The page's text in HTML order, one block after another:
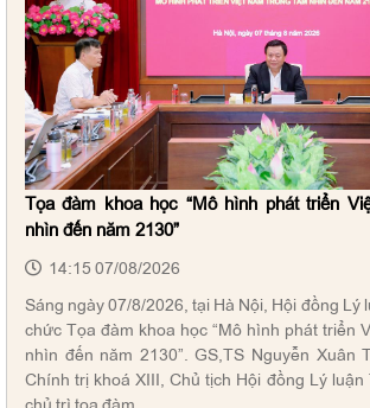
Tọa đàm khoa học “Mô hình phát triển
nhìn đến năm 2130”
14:15 07/08/2026
Sáng ngày 07/8/2026, tại Hà Nội, Hội đồng Lý
chức Tọa đàm khoa học “Mô hình phát triển
nhìn đến năm 2130”. GS,TS Nguyễn Xuân
Chính trị khoá XIII, Chủ tịch Hội đồng Lý
chủ trì tọa đàm.